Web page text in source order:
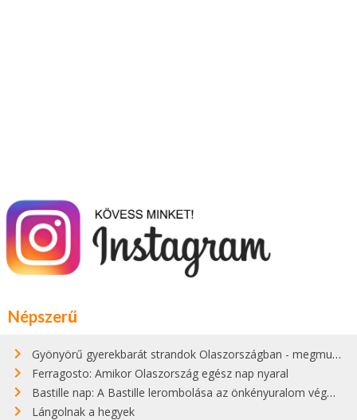
Népszerű
Gyönyörű gyerekbarát strandok Olaszországban - megmutatjuk a 15 legjobbat
Ferragosto: Amikor Olaszország egész nap nyaral
Bastille nap: A Bastille lerombolása az önkényuralom végét jelentette
Lángolnak a hegyek